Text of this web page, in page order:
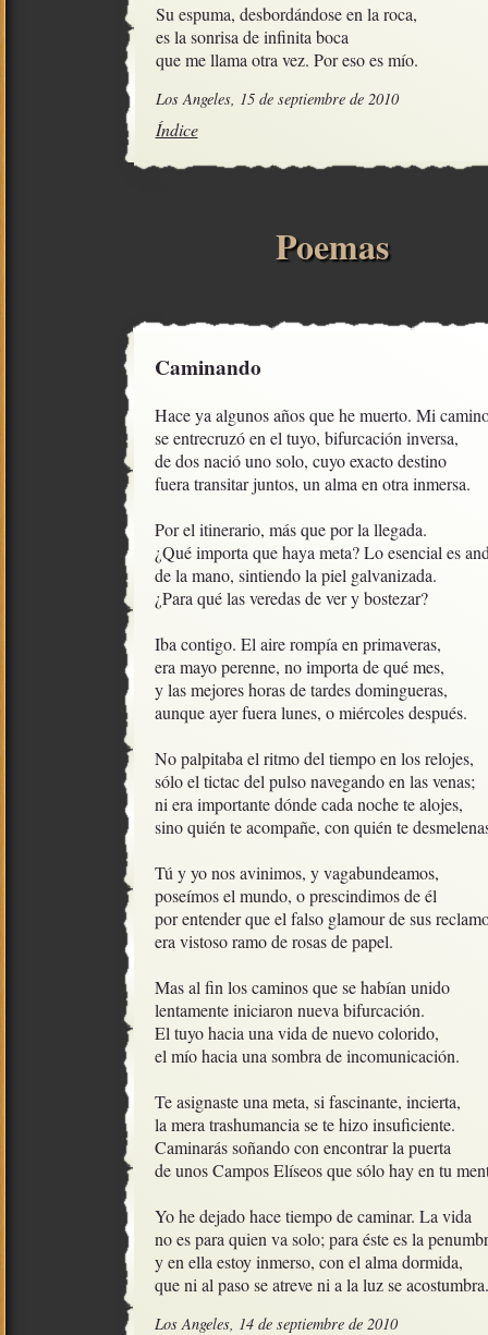
Su espuma, desbordándose en la roca,
es la sonrisa de infinita boca
que me llama otra vez. Por eso es mío.
Los Angeles, 15 de septiembre de 2010
Índice
Poemas
Caminando
Hace ya algunos años que he muerto. Mi
se entrecruzó en el tuyo, bifurcación inversa,
de dos nació uno solo, cuyo exacto destino
fuera transitar juntos, un alma en otra inmersa.
Por el itinerario, más que por la llegada.
¿Qué importa que haya meta? Lo esencial es
de la mano, sintiendo la piel galvanizada.
¿Para qué las veredas de ver y bostezar?
Iba contigo. El aire rompía en primaveras,
era mayo perenne, no importa de qué mes,
y las mejores horas de tardes domingueras,
aunque ayer fuera lunes, o miércoles después.
No palpitaba el ritmo del tiempo en los relojes,
sólo el tictac del pulso navegando en las venas;
ni era importante dónde cada noche te alojes,
sino quién te acompañe, con quién te
Tú y yo nos avinimos, y vagabundeamos,
poseímos el mundo, o prescindimos de él
por entender que el falso glamour de sus
era vistoso ramo de rosas de papel.
Mas al fin los caminos que se habían unido
lentamente iniciaron nueva bifurcación.
El tuyo hacia una vida de nuevo colorido,
el mío hacia una sombra de incomunicación.
Te asignaste una meta, si fascinante, incierta,
la mera trashumancia se te hizo insuficiente.
Caminarás soñando con encontrar la puerta
de unos Campos Elíseos que sólo hay en tu
Yo he dejado hace tiempo de caminar. La vida
no es para quien va solo; para éste es la
y en ella estoy inmerso, con el alma dormida,
que ni al paso se atreve ni a la luz se acostumbra.
Los Angeles, 14 de septiembre de 2010